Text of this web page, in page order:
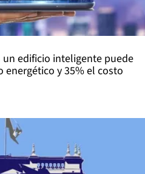
un edificio inteligente puede
energético y 35% el costo